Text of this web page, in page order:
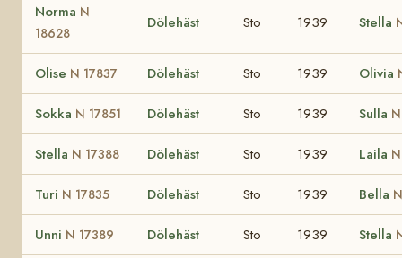
Norma N
18628
Dölehäst Sto 1939 Stella
Olise N 17837 Dölehäst Sto 1939 Olivia
Sokka N 17851 Dölehäst Sto 1939 Sulla
Stella N 17388 Dölehäst Sto 1939 Laila
Turi N 17835 Dölehäst Sto 1939 Bella
Unni N 17389 Dölehäst Sto 1939 Stella